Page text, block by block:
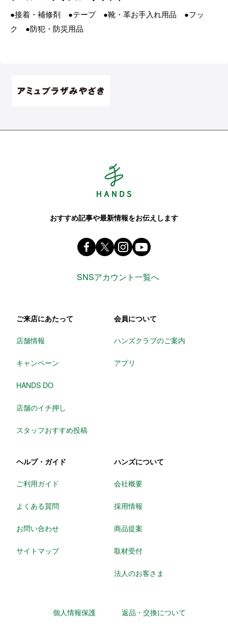
●接着・補修剤 ●テープ ●靴・革お手入れ用品 ●フッ
ク ●防犯・防災用品
おすすめ記事や最新情報をお伝えします
Facebook ハンズ公式ファンページ
X(旧 twitter) @Hands_official_
instagram
SNSアカウント一覧へ
ご来店にあたって
店舗情報
キャンペーン
HANDS DO
店舗のイチ押し
スタッフおすすめ投稿
会員について
ハンズクラブのご案内
アプリ
ヘルプ・ガイド
ご利用ガイド
よくある質問
お問い合わせ
サイトマップ
ハンズについて
会社概要
採用情報
商品提案
取材受付
法人のお客さま
個人情報保護 返品・交換について